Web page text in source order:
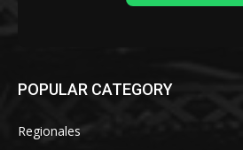
POPULAR CATEGORY
Regionales